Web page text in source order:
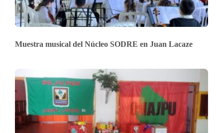
Muestra musical del Núcleo SODRE en Juan Lacaze